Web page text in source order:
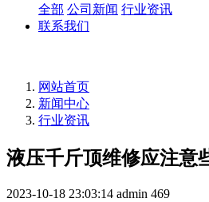
全部 公司新闻 行业资讯
联系我们
网站首页
新闻中心
行业资讯
液压千斤顶维修应注意
2023-10-18 23:03:14 admin 469